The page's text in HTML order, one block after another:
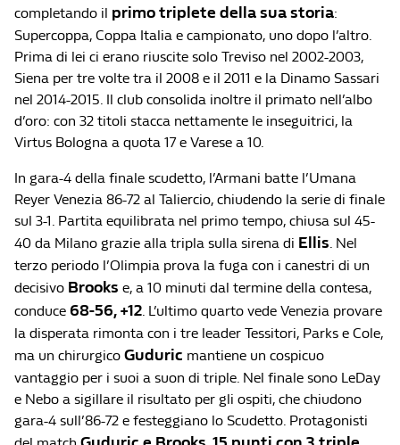
completando il primo triplete della sua storia:
Supercoppa, Coppa Italia e campionato, uno dopo l’altro.
Prima di lei ci erano riuscite solo Treviso nel 2002-2003,
Siena per tre volte tra il 2008 e il 2011 e la Dinamo Sassari
nel 2014-2015. Il club consolida inoltre il primato nell’albo
d’oro: con 32 titoli stacca nettamente le inseguitrici, la
Virtus Bologna a quota 17 e Varese a 10.
In gara-4 della finale scudetto, l’Armani batte l’Umana
Reyer Venezia 86-72 al Taliercio, chiudendo la serie di finale
sul 3-1. Partita equilibrata nel primo tempo, chiusa sul 45-
40 da Milano grazie alla tripla sulla sirena di Ellis. Nel
terzo periodo l’Olimpia prova la fuga con i canestri di un
decisivo Brooks e, a 10 minuti dal termine della contesa,
conduce 68-56, +12. L’ultimo quarto vede Venezia provare
la disperata rimonta con i tre leader Tessitori, Parks e Cole,
ma un chirurgico Guduric mantiene un cospicuo
vantaggio per i suoi a suon di triple. Nel finale sono LeDay
e Nebo a sigillare il risultato per gli ospiti, che chiudono
gara-4 sull’86-72 e festeggiano lo Scudetto. Protagonisti